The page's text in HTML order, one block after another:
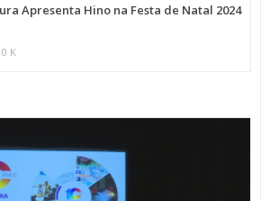
Apresenta Hino na Festa de Natal 2024
0 K